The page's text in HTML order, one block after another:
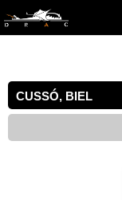
CUSSÓ, BIEL